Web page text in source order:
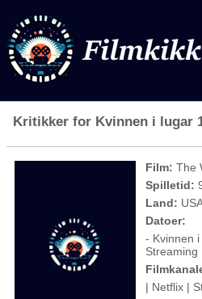
Kritikker for Kvinnen i lugar
Film: The
Spilletid:
Land:
Datoer:
- Kvinnen
Streaming
| Netflix |